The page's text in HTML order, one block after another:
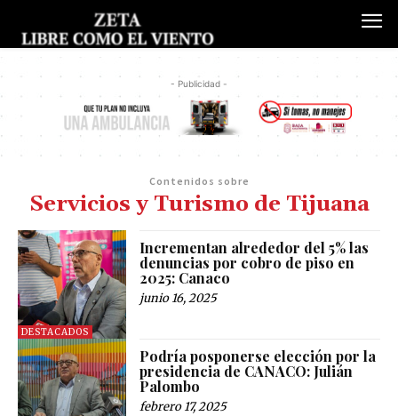
- Publicidad -
Contenidos sobre
Servicios y Turismo de Tijuana
DESTACADOS
Incrementan alrededor del 5% las
denuncias por cobro de piso en
2025: Canaco
junio 16, 2025
Podría posponerse elección por la
presidencia de CANACO: Julián
Palombo
febrero 17, 2025